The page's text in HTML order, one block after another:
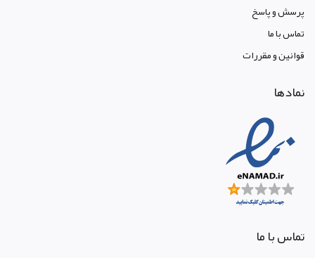
پرسش و پاسخ
تماس با ما
قوانين و مقررات
نمادها
تماس با ما